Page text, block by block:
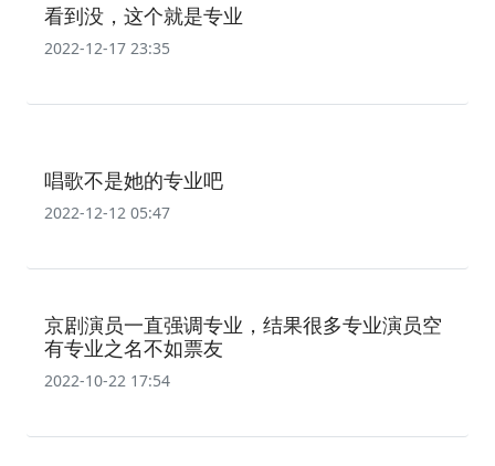
看到没，这个就是专业
2022-12-17 23:35
唱歌不是她的专业吧
2022-12-12 05:47
京剧演员一直强调专业，结果很多专业演员空
有专业之名不如票友
2022-10-22 17:54